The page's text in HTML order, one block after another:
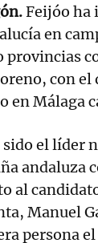
Feijóo ha
en
provincias
con el
en Málaga
sido el líder
andaluza
al
Manuel
persona